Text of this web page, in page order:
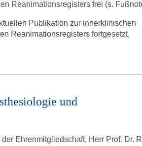
Reanimationsregisters frei (s.
Publikation zur innerklinischen
Reanimationsregisters fortgesetzt,
und
Ehrenmitgliedschaft, Herr Prof. Dr.